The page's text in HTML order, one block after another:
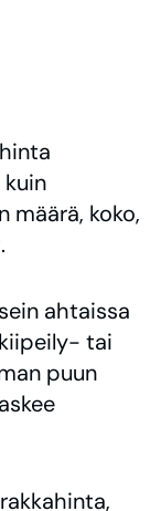
määrä, koko,
ahtaissa
tai
puun